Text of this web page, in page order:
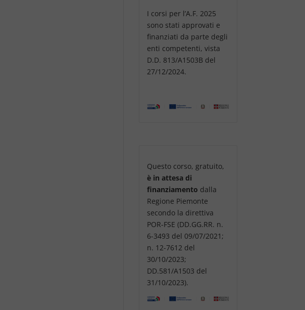
I corsi per l’A.F. 2025
sono stati approvati e
finanziati da parte degli
enti competenti, vista
D.D. 813/A1503B del
27/12/2024.
Questo corso, gratuito,
è in attesa di
finanziamento dalla
Regione Piemonte
secondo la direttiva
POR-FSE (DD.GG.RR. n.
6-3493 del 09/07/2021;
n. 12-7612 del
30/10/2023;
DD.581/A1503 del
31/10/2023).